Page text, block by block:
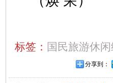
标签： 国民旅游休
分享到：